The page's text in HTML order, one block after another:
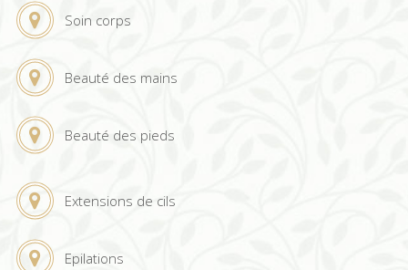
Soin corps
Beauté des mains
Beauté des pieds
Extensions de cils
Epilations